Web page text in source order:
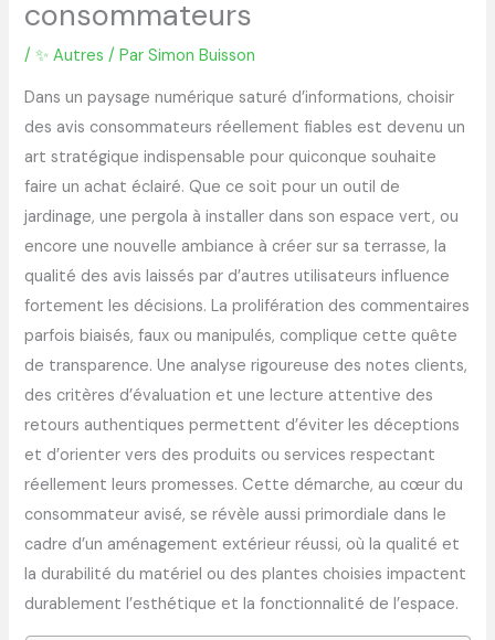
consommateurs
/✨ Autres / ParSimon Buisson
Dans un paysage numérique saturé d’informations, choisir
des avis consommateurs réellement fiables est devenu un
art stratégique indispensable pour quiconque souhaite
faire un achat éclairé. Que ce soit pour un outil de
jardinage, une pergola à installer dans son espace vert, ou
encore une nouvelle ambiance à créer sur sa terrasse, la
qualité des avis laissés par d’autres utilisateurs influence
fortement les décisions. La prolifération des commentaires
parfois biaisés, faux ou manipulés, complique cette quête
de transparence. Une analyse rigoureuse des notes clients,
des critères d’évaluation et une lecture attentive des
retours authentiques permettent d’éviter les déceptions
et d’orienter vers des produits ou services respectant
réellement leurs promesses. Cette démarche, au cœur du
consommateur avisé, se révèle aussi primordiale dans le
cadre d’un aménagement extérieur réussi, où la qualité et
la durabilité du matériel ou des plantes choisies impactent
durablement l’esthétique et la fonctionnalité de l’espace.